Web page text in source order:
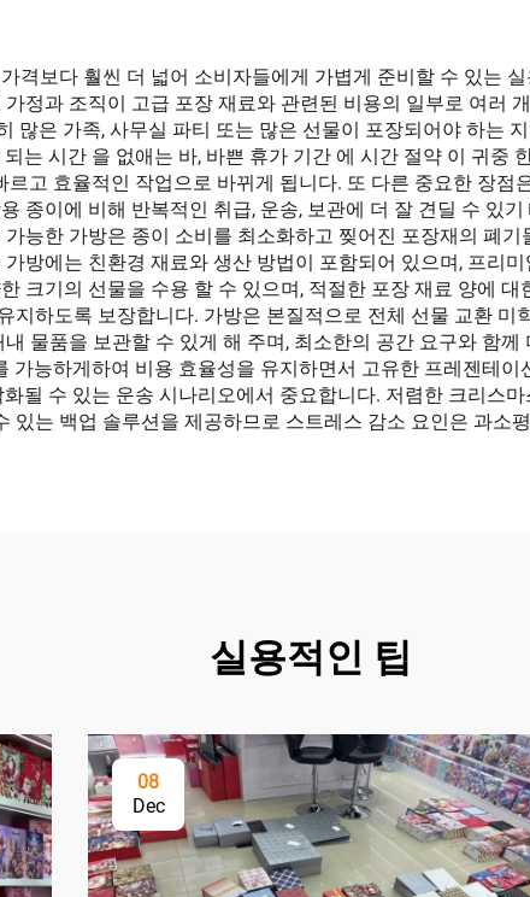
격보다 훨씬 더 넓어 소비자들에게 가볍게 준비할 수 있는
정과 조직이 고급 포장 재료와 관련된 비용의 일부로 여러
많은 가족, 사무실 파티 또는 많은 선물이 포장되어야 하는
는 시간 을 없애는 바, 바쁜 휴가 기간 에 시간 절약 이 귀중
고 효율적인 작업으로 바뀌게 됩니다. 또 다른 중요한 장
종이에 비해 반복적인 취급, 운송, 보관에 더 잘 견딜 수 있
능한 가방은 종이 소비를 최소화하고 찢어진 포장재의 폐
방에는 친환경 재료와 생산 방법이 포함되어 있으며, 프리
크기의 선물을 수용 할 수 있으며, 적절한 포장 재료 양에
지하도록 보장합니다. 가방은 본질적으로 전체 선물 교환
물품을 보관할 수 있게 해 주며, 최소한의 공간 요구와 함
가능하게하여 비용 효율성을 유지하면서 고유한 프레젠테
될 수 있는 운송 시나리오에서 중요합니다. 저렴한 크리스
있는 백업 솔루션을 제공하므로 스트레스 감소 요인은 과소
실용적인 팁
08
Dec